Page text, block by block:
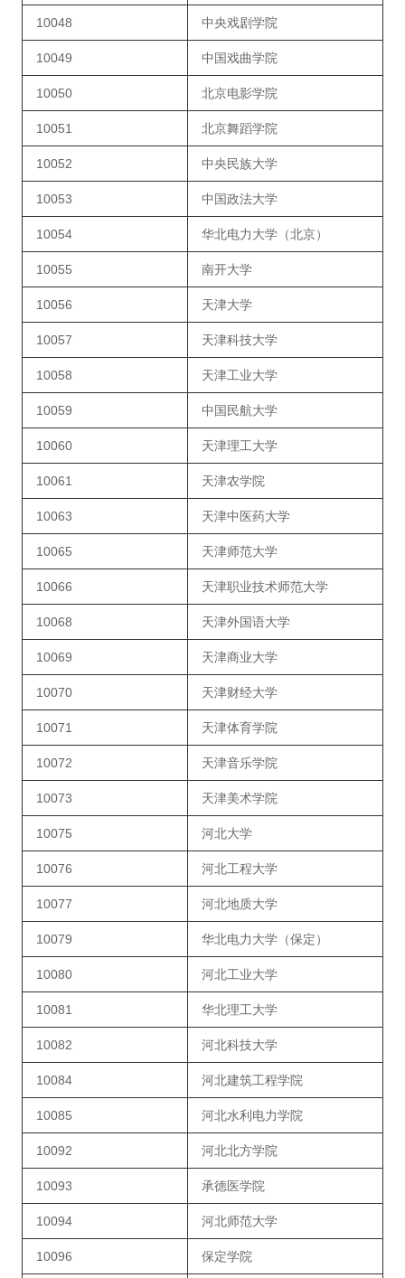
10048 中央戏剧学院
10049 中国戏曲学院
10050 北京电影学院
10051 北京舞蹈学院
10052 中央民族大学
10053 中国政法大学
10054 华北电力大学（北京）
10055 南开大学
10056 天津大学
10057 天津科技大学
10058 天津工业大学
10059 中国民航大学
10060 天津理工大学
10061 天津农学院
10063 天津中医药大学
10065 天津师范大学
10066 天津职业技术师范大学
10068 天津外国语大学
10069 天津商业大学
10070 天津财经大学
10071 天津体育学院
10072 天津音乐学院
10073 天津美术学院
10075 河北大学
10076 河北工程大学
10077 河北地质大学
10079 华北电力大学（保定）
10080 河北工业大学
10081 华北理工大学
10082 河北科技大学
10084 河北建筑工程学院
10085 河北水利电力学院
10092 河北北方学院
10093 承德医学院
10094 河北师范大学
10096 保定学院